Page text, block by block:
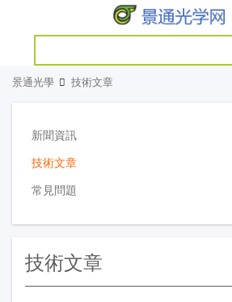
景通光學 技術文章
新聞資訊
技術文章
常見問題
技術文章